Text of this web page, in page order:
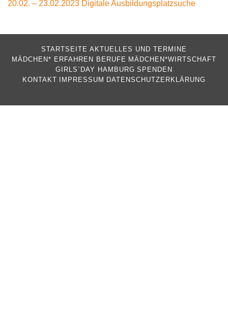
20.02. – 23.02.2023 Digitale Ausbildungsplatzsuche
STARTSEITE AKTUELLES UND TERMINE
MÄDCHEN* ERFAHREN BERUFE MÄDCHEN*WIRTSCHAFT
GIRLS`DAY HAMBURG SPENDEN
KONTAKT IMPRESSUM DATENSCHUTZERKLÄRUNG